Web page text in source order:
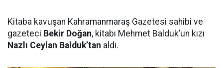
Kitaba kavuşan Kahramanmaraş Gazetesi sahibi ve
gazeteci Bekir Doğan, kitabı Mehmet Balduk’un kızı
Nazlı Ceylan Balduk’tan aldı.